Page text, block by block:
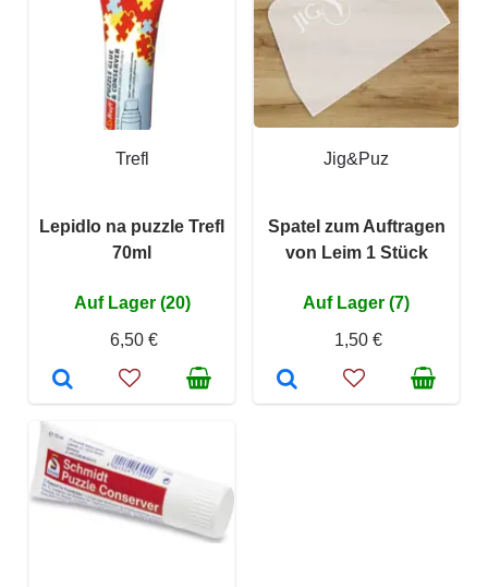
Trefl
Lepidlo na puzzle Trefl
70ml
Auf Lager (20)
6,50 €
Jig&Puz
Spatel zum Auftragen
von Leim 1 Stück
Auf Lager (7)
1,50 €